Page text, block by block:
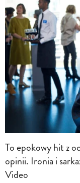
To epokowy hit z
opinii. Ironia i
Video